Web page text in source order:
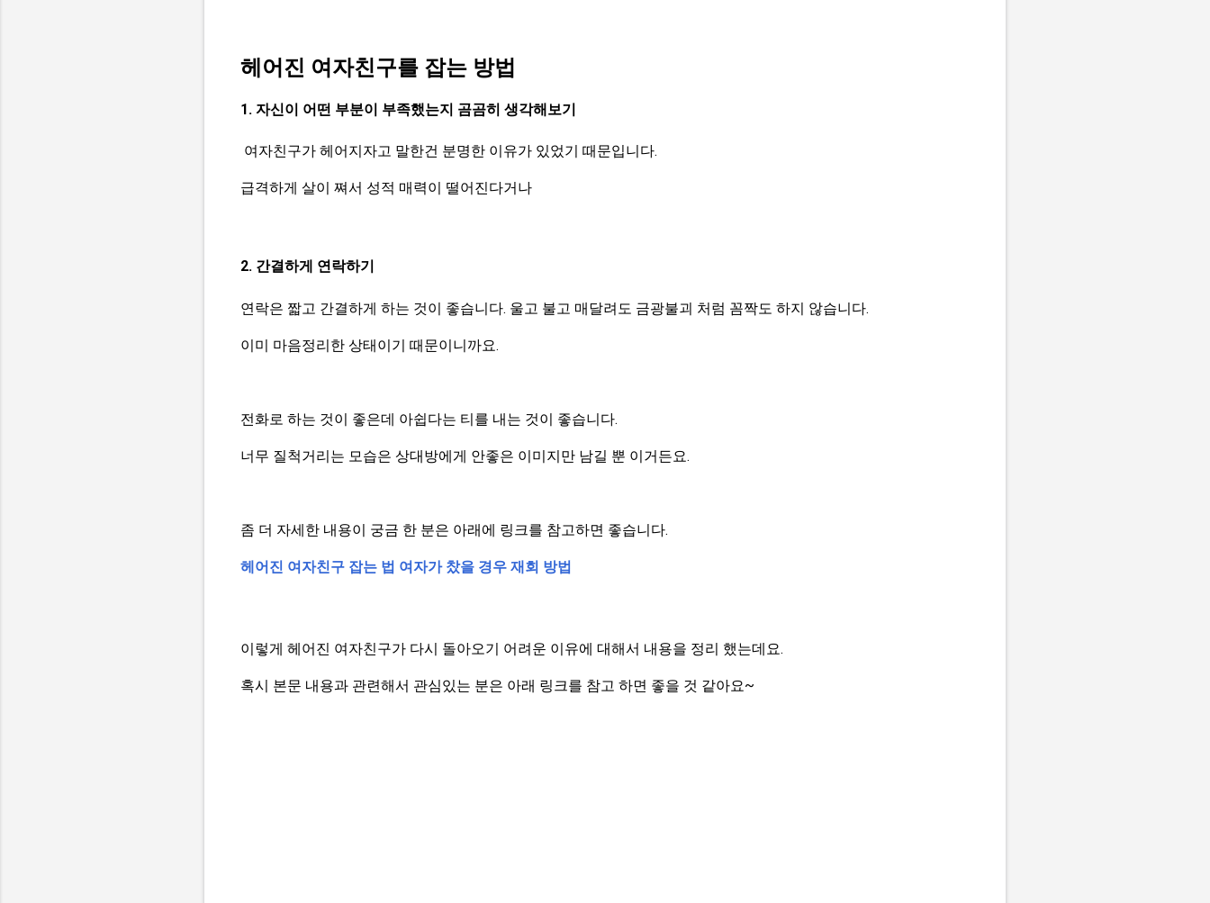
헤어진 여자친구를 잡는 방법
1. 자신이 어떤 부분이 부족했는지 곰곰히 생각해보기
여자친구가 헤어지자고 말한건 분명한 이유가 있었기 때문입니다.
급격하게 살이 쪄서 성적 매력이 떨어진다거나
2. 간결하게 연락하기
연락은 짧고 간결하게 하는 것이 좋습니다. 울고 불고 매달려도 금광불괴 처럼 꼼짝도 하지 않습니다.
이미 마음정리한 상태이기 때문이니까요.
전화로 하는 것이 좋은데 아쉽다는 티를 내는 것이 좋습니다.
너무 질척거리는 모습은 상대방에게 안좋은 이미지만 남길 뿐 이거든요.
좀 더 자세한 내용이 궁금 한 분은 아래에 링크를 참고하면 좋습니다.
헤어진 여자친구 잡는 법 여자가 찼을 경우 재회 방법
이렇게 헤어진 여자친구가 다시 돌아오기 어려운 이유에 대해서 내용을 정리 했는데요.
혹시 본문 내용과 관련해서 관심있는 분은 아래 링크를 참고 하면 좋을 것 같아요~